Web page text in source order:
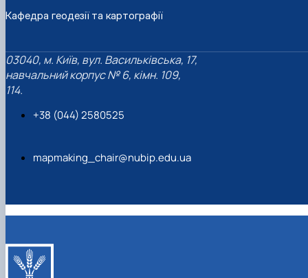
Кафедра геодезії та картографії
03040, м. Київ, вул. Васильківська, 17,
навчальний корпус № 6, кімн. 109,
114.
+38 (044) 2580525
mapmaking_chair@nubip.edu.ua